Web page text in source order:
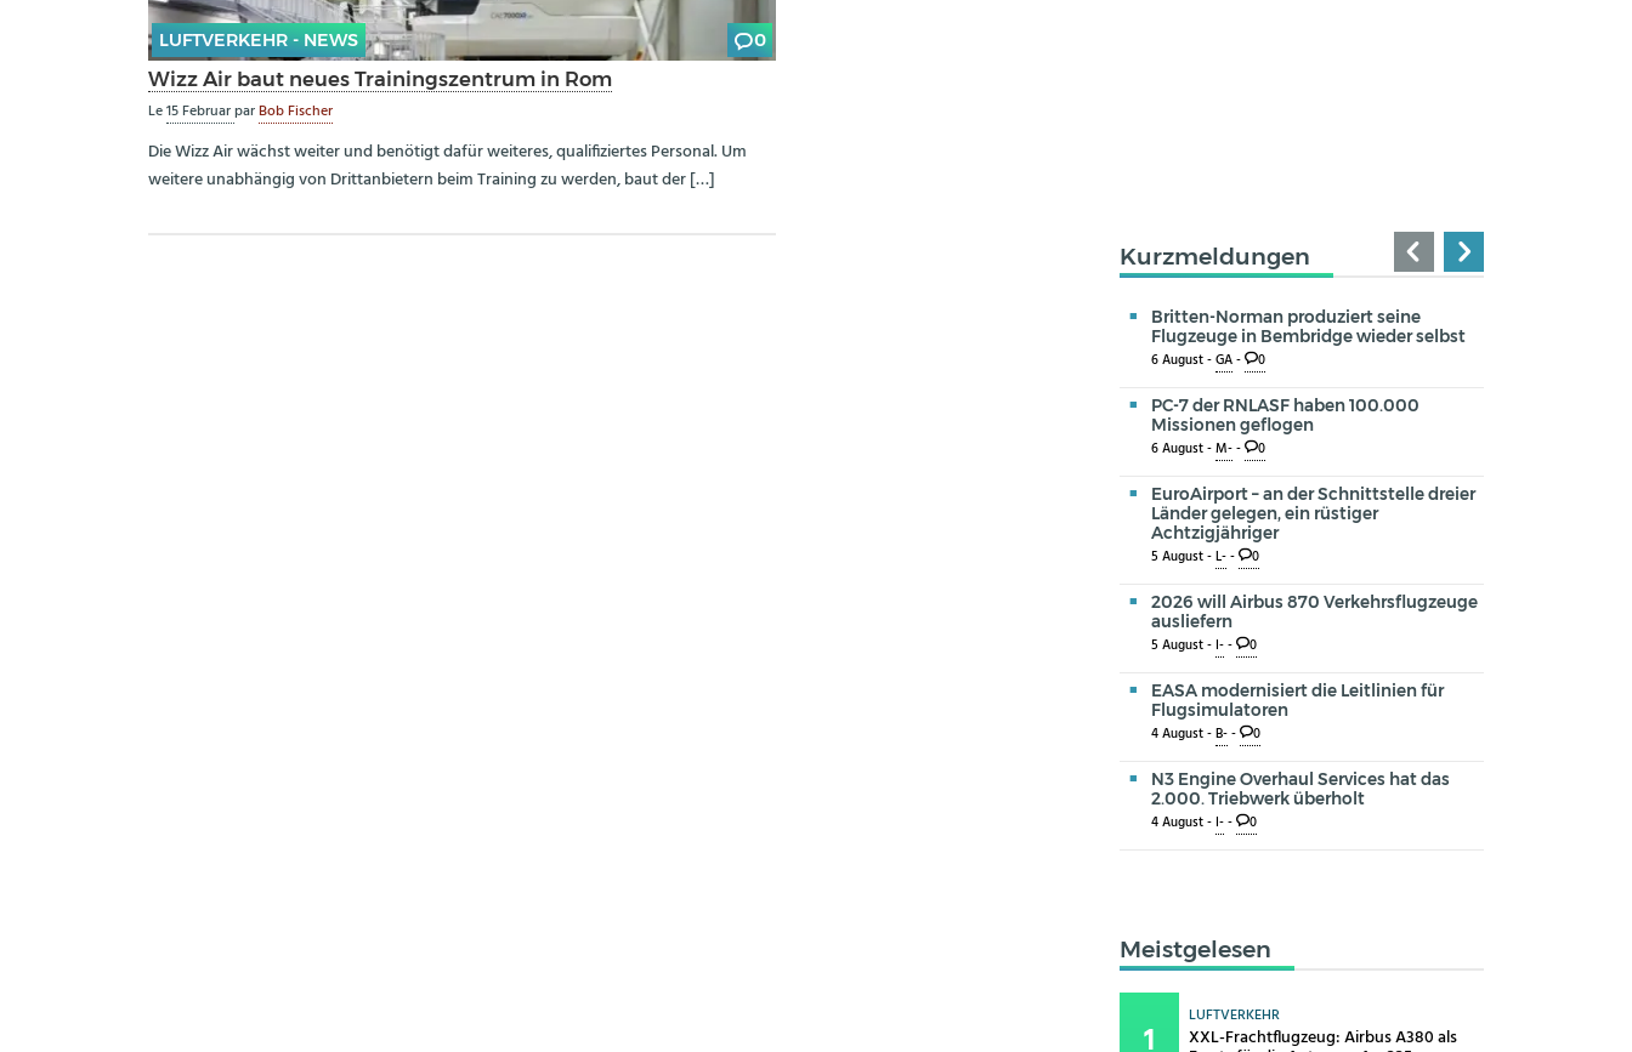
LUFTVERKEHR - NEWS 0
Wizz Air baut neues Trainingszentrum in Rom
Le15 FebruarparBob Fischer
Die Wizz Air wächst weiter und benötigt dafür weiteres, qualifiziertes Personal. Um
weitere unabhängig von Drittanbietern beim Training zu werden, baut der […]
Kurzmeldungen
Britten-Norman produziert seine
Flugzeuge in Bembridge wieder selbst
6 August -GA- 0
PC-7 der RNLASF haben 100.000
Missionen geflogen
6 August -M-- 0
EuroAirport – an der Schnittstelle dreier
Länder gelegen, ein rüstiger
Achtzigjähriger
5 August -L-- 0
2026 will Airbus 870 Verkehrsflugzeuge
ausliefern
5 August -I-- 0
EASA modernisiert die Leitlinien für
Flugsimulatoren
4 August -B-- 0
N3 Engine Overhaul Services hat das
2.000. Triebwerk überholt
4 August -I-- 0
Meistgelesen
LUFTVERKEHR
XXL-Frachtflugzeug: Airbus A380 als